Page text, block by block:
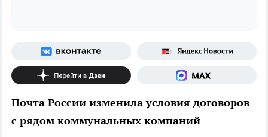
Почта России изменила условия договоров
с рядом коммунальных компаний